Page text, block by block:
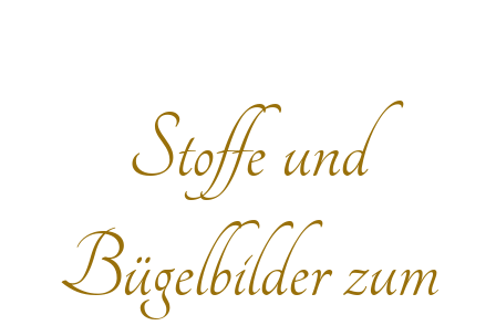
Stoffe und
Bügelbilder zum